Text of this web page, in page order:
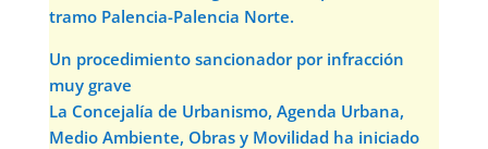
tramo Palencia-Palencia Norte.
Un procedimiento sancionador por infracción
muy grave
La Concejalía de Urbanismo, Agenda Urbana,
Medio Ambiente, Obras y Movilidad ha iniciado